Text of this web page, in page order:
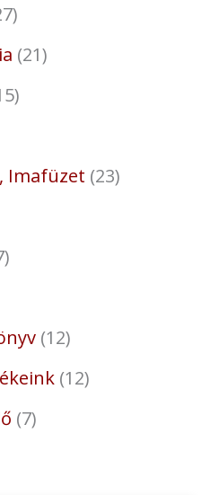
21
Imafüzet 23
12
12
7